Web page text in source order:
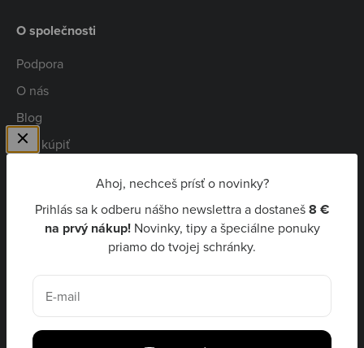
Ahoj, nechceš prísť o novinky?
Prihlás sa k odberu nášho newslettra a dostaneš8 €
na prvý nákup! Novinky, tipy a špeciálne ponuky
priamo do tvojej schránky.
E-mail
O společnosti
Podpora
O nás
Blog
Kde kúpiť
Niceboy Pay
EUR €